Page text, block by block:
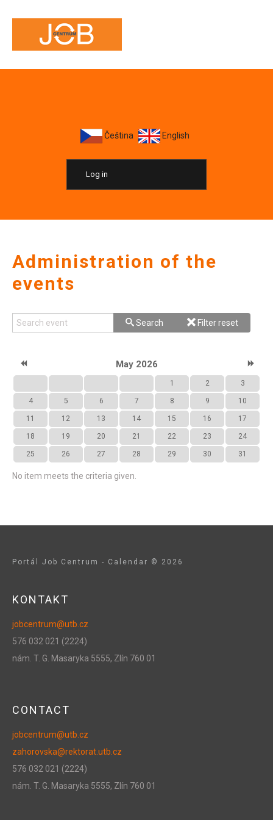
Čeština English
Log in
Administration of the
events
Search
event
Search Filter reset
May 2026
1 2 3
4 5 6 7 8 9 10
11 12 13 14 15 16 17
18 19 20 21 22 23 24
25 26 27 28 29 30 31
No item meets the criteria given.
Portál Job Centrum - Calendar © 2026
KONTAKT
jobcentrum@utb.cz
576 032 021 (2224)
nám. T. G. Masaryka 5555, Zlín 760 01
CONTACT
jobcentrum@utb.cz
zahorovska@rektorat.utb.cz
576 032 021 (2224)
nám. T. G. Masaryka 5555, Zlín 760 01